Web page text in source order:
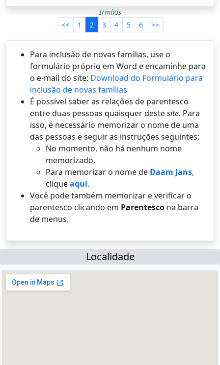
Irmãos
<<
1 2 3 4 5 6 >>
Para inclusão de novas famílias, use o
formulário próprio em Word e encaminhe para
o e-mail do site: Download do Formulário para
inclusão de novas famílias
É possí­vel saber as relações de parentesco
entre duas pessoas quaisquer destesite. Para
isso, é necessário memorizar o nome de uma
das pessoas e seguir as instruções seguintes:
No momento, não há nenhum nome
memorizado.
Para memorizar o nome de Daam Jans,
cliqueaqui.
Você pode também memorizar e verificar o
parentesco clicando em Parentesco na barra
de menus.
Localidade